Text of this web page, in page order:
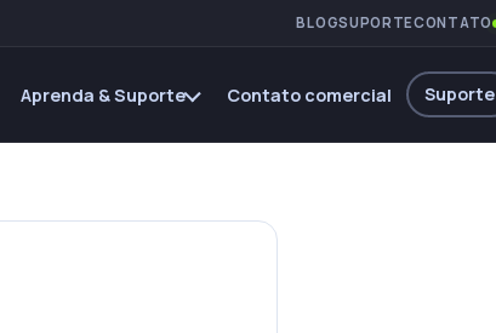
BLOGSUPORTECONTATO
Aprenda & Suporte Contato comercial Suporte